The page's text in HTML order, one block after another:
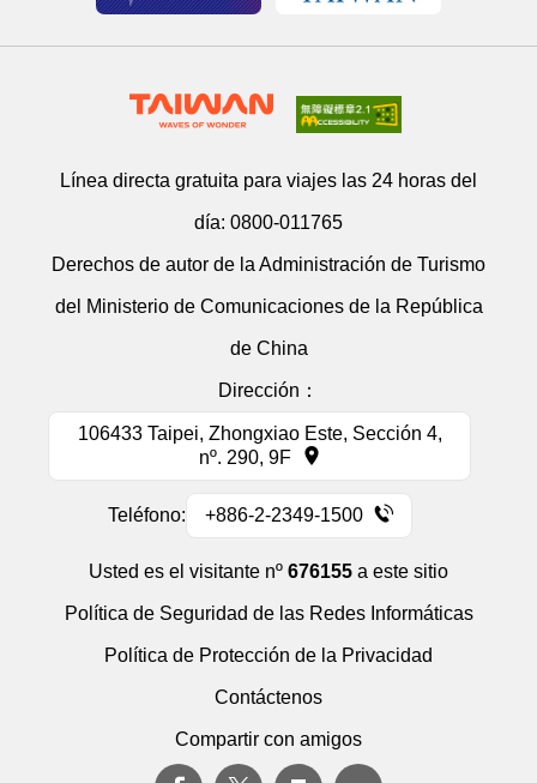
Línea directa gratuita para viajes las 24 horas del
día: 0800-011765
Derechos de autor de la Administración de Turismo
del Ministerio de Comunicaciones de la República
de China
Dirección：
106433 Taipei, Zhongxiao Este, Sección 4,
nº. 290, 9F
Teléfono: +886-2-2349-1500
Usted es el visitante nº 676155 a este sitio
Política de Seguridad de las Redes Informáticas
Política de Protección de la Privacidad
Contáctenos
Compartir con amigos